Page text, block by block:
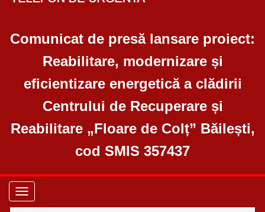
Comunicat de presă lansare proiect:
Reabilitare, modernizare și
eficientizare energetică a clădirii
Centrului de Recuperare și
Reabilitare „Floare de Colț” Băilești,
cod SMIS 357437
Toggle
navigation